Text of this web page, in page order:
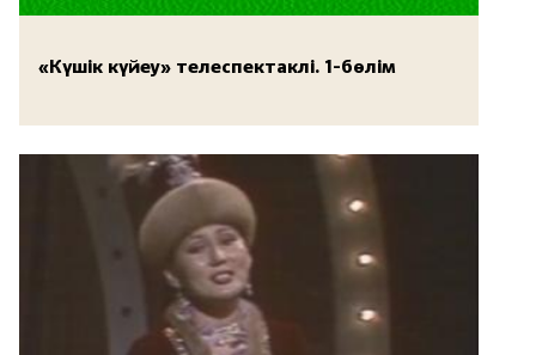
«Күшік күйеу» телеспектаклі. 1-бөлім